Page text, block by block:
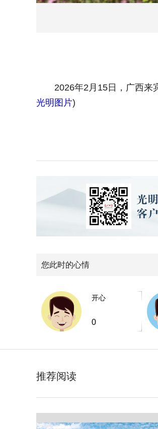
2026年2月15日，广西来宾
光明图片)
您此时的心情
开心
0
推荐阅读